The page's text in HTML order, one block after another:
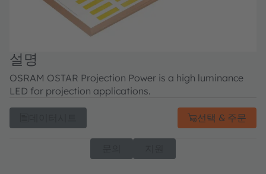
설명
OSRAM OSTAR Projection Power is a high luminance
LED for projection applications.
선택 & 주문